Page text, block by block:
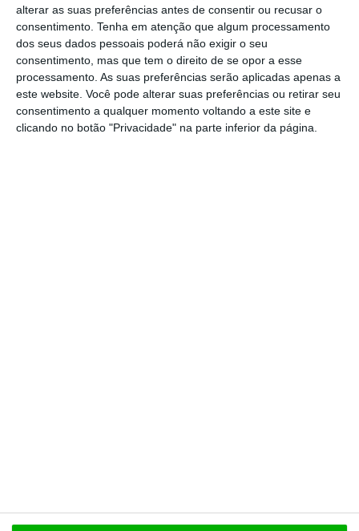
alterar as suas preferências antes de consentir ou recusar o
consentimento. Tenha em atenção que algum processamento
dos seus dados pessoais poderá não exigir o seu
consentimento, mas que tem o direito de se opor a esse
processamento. As suas preferências serão aplicadas apenas a
este website. Você pode alterar suas preferências ou retirar seu
consentimento a qualquer momento voltando a este site e
clicando no botão "Privacidade" na parte inferior da página.
O que é o prémio de valorização da qualificação?
Quem tem direito a este prémio?
Qual o valor deste prémio?
Cumpro os requisitos. Como posso pedir?
Newsletter diária. Subscreva aqui.